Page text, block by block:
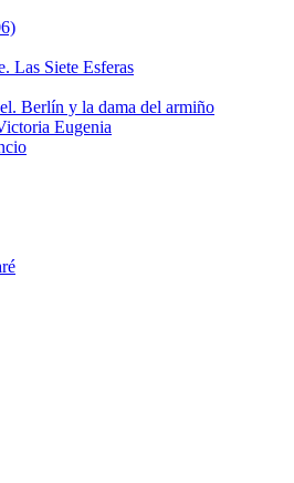
Las Siete Esferas
Berlín y la dama del armiño
Eugenia